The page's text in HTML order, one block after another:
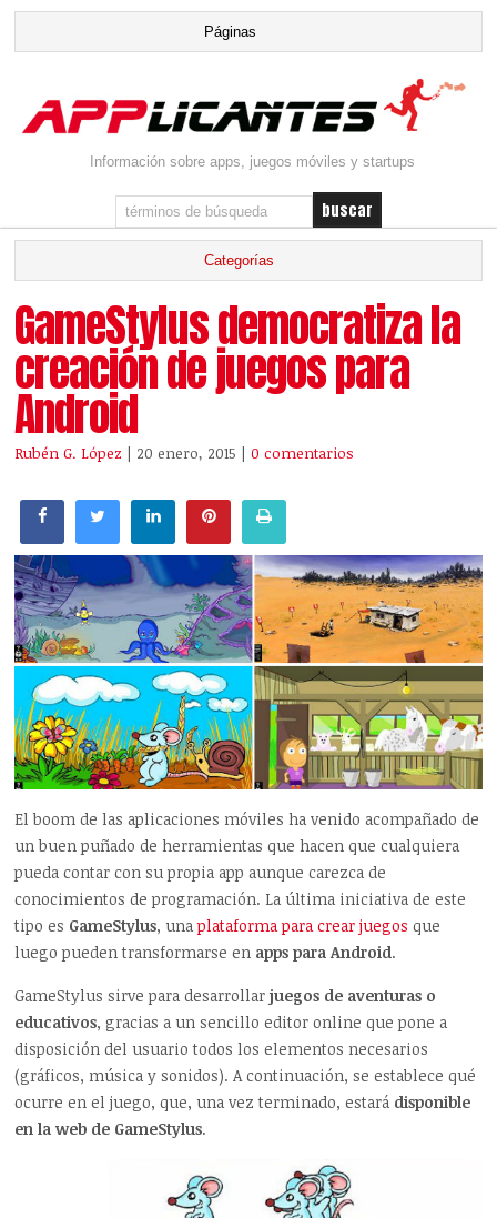
Información sobre apps, juegos móviles y startups
GameStylus democratiza la
creación de juegos para
Android
Rubén G. López | 20 enero, 2015 |0 comentarios
El boom de las aplicaciones móviles ha venido acompañado de
un buen puñado de herramientas que hacen que cualquiera
pueda contar con su propia app aunque carezca de
conocimientos de programación. La última iniciativa de este
tipo es GameStylus, unaplataforma para crear juegos que
luego pueden transformarse en apps para Android.
GameStylus sirve para desarrollarjuegos de aventuras o
educativos, gracias a un sencillo editor online que pone a
disposición del usuario todos los elementos necesarios
(gráficos, música y sonidos). A continuación, se establece qué
ocurre en el juego, que, una vez terminado, estará disponible
en la web de GameStylus.